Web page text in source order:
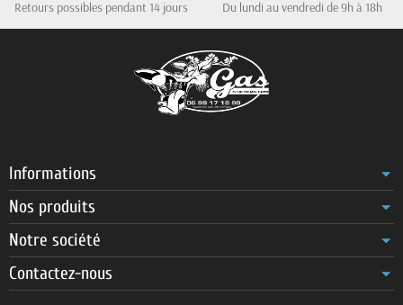
Retours possibles pendant 14 jours Du lundi au vendredi de 9h à 18h
Informations
Nos produits
Notre société
Contactez-nous